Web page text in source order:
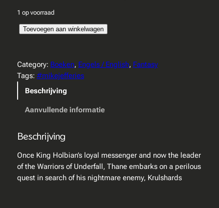
1 op voorraad
e
J
i
e
s
–
Toevoegen aan winkelwagen
Category: Boeken, Engels / English, Fantasy
Tags: #mikejefferies
Beschrijving
Aanvullende informatie
Beschrijving
Once King Holbian’s loyal messenger and now the leader
of the Warriors of Underfall, Thane embarks on a perilous
quest in search of his nightmare enemy, Krulshards